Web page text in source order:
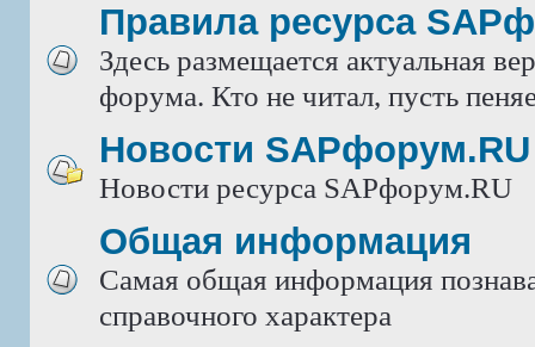
Правила ресурса
Здесь размещается актуальная
форума. Кто не читал, пусть
Новости SAPфорум.RU
Новости ресурса SAPфорум.RU
Общая информация
Самая общая информация
справочного характера